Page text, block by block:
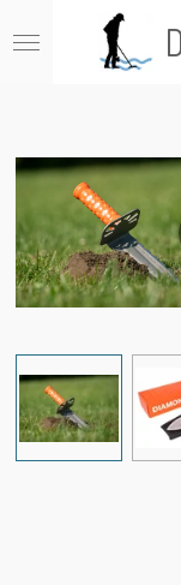
direct